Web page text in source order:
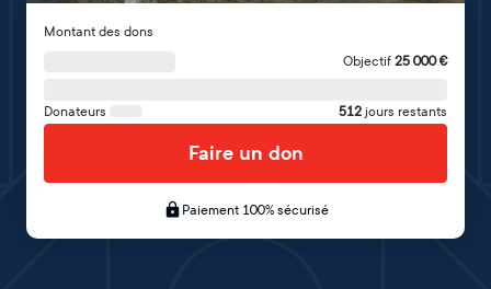
Montant des dons
Objectif 25 000€
Donateurs 512 jours restants
Faire un don
Paiement 100% sécurisé